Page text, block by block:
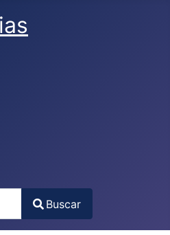
for results.
Buscar